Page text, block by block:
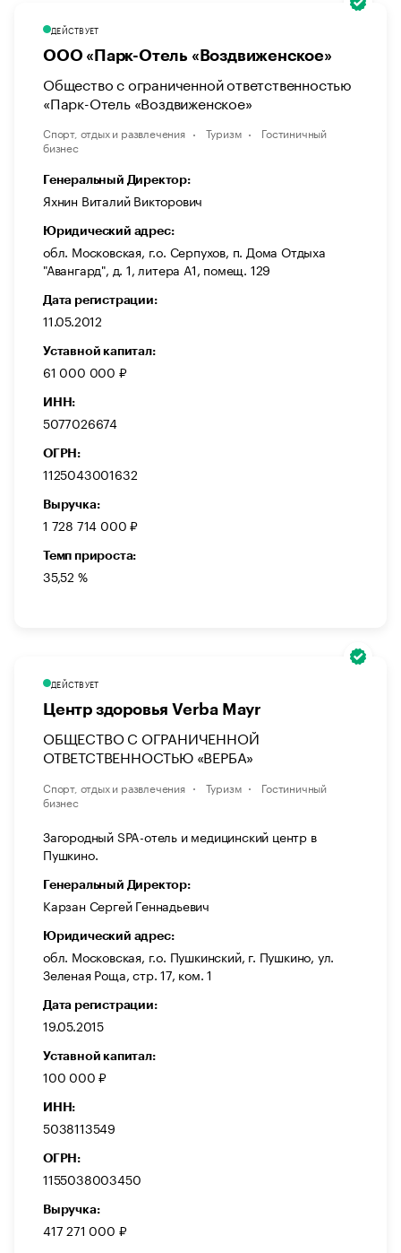
ДЕЙСТВУЕТ
ООО «Парк-Отель «Воздвиженское»
Общество с ограниченной ответственностью
«Парк-Отель «Воздвиженское»
Спорт, отдых и развлечения Туризм
Гостиничный
бизнес
Генеральный Директор:
Яхнин Виталий Викторович
Юридический адрес:
обл. Московская, г.о. Серпухов, п. Дома Отдыха
"Авангард", д. 1, литера А1, помещ. 129
Дата регистрации:
11.05.2012
Уставной капитал:
61 000 000 ₽
ИНН:
5077026674
ОГРН:
1125043001632
Выручка:
1 728 714 000 ₽
Темп прироста:
35,52 %
ДЕЙСТВУЕТ
Центр здоровья Verba Mayr
ОБЩЕСТВО С ОГРАНИЧЕННОЙ
ОТВЕТСТВЕННОСТЬЮ «ВЕРБА»
Спорт, отдых и развлечения Туризм
Гостиничный
бизнес
Загородный SPA-отель и медицинский центр в
Пушкино.
Генеральный Директор:
Карзан Сергей Геннадьевич
Юридический адрес:
обл. Московская, г.о. Пушкинский, г. Пушкино, ул.
Зеленая Роща, стр. 17, ком. 1
Дата регистрации:
19.05.2015
Уставной капитал:
100 000 ₽
ИНН:
5038113549
ОГРН:
1155038003450
Выручка:
417 271 000 ₽